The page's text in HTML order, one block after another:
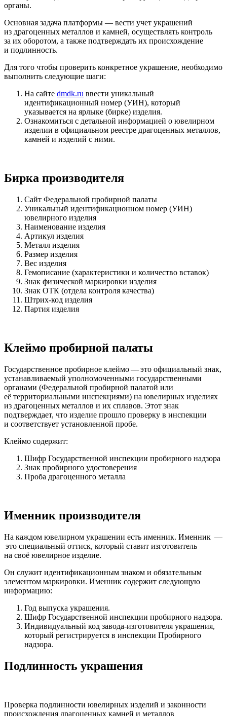
органы.
Основная задача платформы — вести учет украшений
из драгоценных металлов и камней, осуществлять контроль
за их оборотом, а также подтверждать их происхождение
и подлинность.
Для того чтобы проверить конкретное украшение, необходимо
выполнить следующие шаги:
На сайте dmdk.ru ввести уникальный
идентификационный номер (УИН), который
указывается на ярлыке (бирке) изделия.
Ознакомиться с детальной информацией о ювелирном
изделии в официальном реестре драгоценных металлов,
камней и изделий с ними.
Бирка производителя
Сайт Федеральной пробирной палаты
Уникальный идентификационном номер (УИН)
ювелирного изделия
Наименование изделия
Артикул изделия
Металл изделия
Размер изделия
Вес изделия
Гемописание (характеристики и количество вставок)
Знак физической маркировки изделия
Знак ОТК (отдела контроля качества)
Штрих-код изделия
Партия изделия
Клеймо пробирной палаты
Государственное пробирное клеймо — это официальный знак,
устанавливаемый уполномоченными государственными
органами (Федеральной пробирной палатой или
её территориальными инспекциями) на ювелирных изделиях
из драгоценных металлов и их сплавов. Этот знак
подтверждает, что изделие прошло проверку в инспекции
и соответствует установленной пробе.
Клеймо содержит:
Шифр Государственной инспекции пробирного надзора
Знак пробирного удостоверения
Проба драгоценного металла
Именник производителя
На каждом ювелирном украшении есть именник. Именник —
это специальный оттиск, который ставит изготовитель
на своё ювелирное изделие.
Он служит идентификационным знаком и обязательным
элементом маркировки. Именник содержит следующую
информацию:
Год выпуска украшения.
Шифр Государственной инспекции пробирного надзора.
Индивидуальный код завода-изготовителя украшения,
который регистрируется в инспекции Пробирного
надзора.
Подлинность украшения
Проверка подлинности ювелирных изделий и законности
происхождения драгоценных камней и металлов